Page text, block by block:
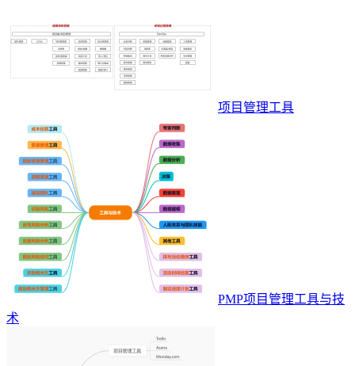
项目管理工具
PMP项目管理工具与技
术